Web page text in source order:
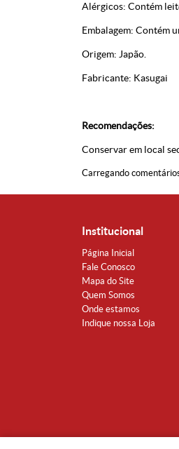
Alérgicos: Contém
Embalagem: Contém
Origem: Japão.
Fabricante: Kasugai
Recomendações:
Conservar em local
Carregando
Institucional
Página Inicial
Fale Conosco
Mapa do Site
Quem Somos
Onde estamos
Indique nossa Loja